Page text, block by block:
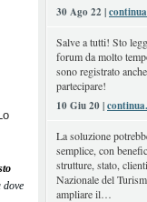
dove
30 Ago 22 |
Salve a tutti! Sto
forum da molto
sono registrato
partecipare!
10 Giu 20 |
La soluzione
semplice, con
strutture, stato,
Nazionale del
ampliare il…